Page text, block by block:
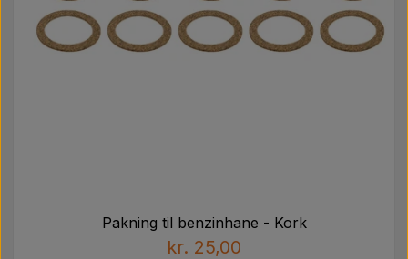
Pakning til benzinhane - Kork
kr. 25,00